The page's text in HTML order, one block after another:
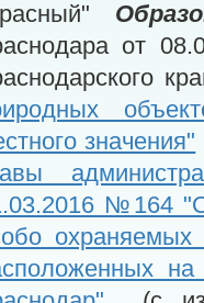
от
значения"
№164
охраняемых
на